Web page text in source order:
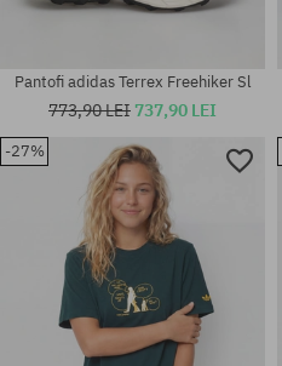
Mărimi existente:
42; 42 2/3; 43 1/3; 44; 44 2/3;
45 1/3; 46; 46 2/3
Pantofi adidas Terrex Freehiker Sl
773,90 LEI 737,90 LEI
-27%